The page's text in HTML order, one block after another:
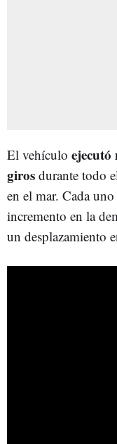
El vehículo ejecutó
giros durante todo
en el mar. Cada
incremento en la
un desplazamiento